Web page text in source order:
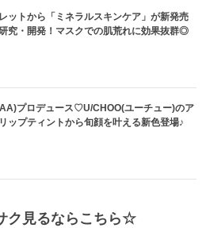
ットから「ミネラルスキンケア」が新発売
究・開発！マスクでの肌荒れに効果抜群◎
プロデュース♡U/CHOO(ユーチュー)のア
ップティントから旬顔を叶える新色登場♪
ク見るならこちら☆